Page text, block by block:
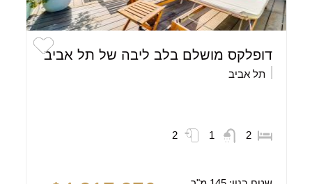
דופלקס מושלם בלב ליבה של תל אביב
תל אביב
2
1
2